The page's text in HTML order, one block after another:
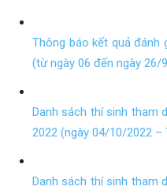
Thông báo kết quả đánh
(từ ngày 06 đến ngày 26/
Danh sách thí sinh tham
2022 (ngày 04/10/2022 –
Danh sách thí sinh tham